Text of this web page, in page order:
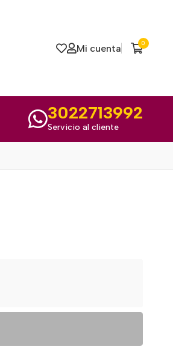
Mi cuenta 0
3022713992
Servicio al cliente